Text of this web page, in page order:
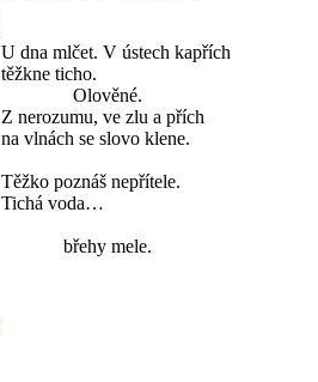
U dna mlčet. V ústech kapřích
těžkne ticho.
Olověné.
Z nerozumu, ve zlu a přích
na vlnách se slovo klene.
Těžko poznáš nepřítele.
Tichá voda…
břehy mele.